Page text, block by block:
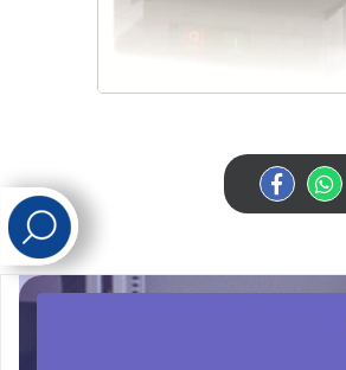
לכל מוצרי היצרן